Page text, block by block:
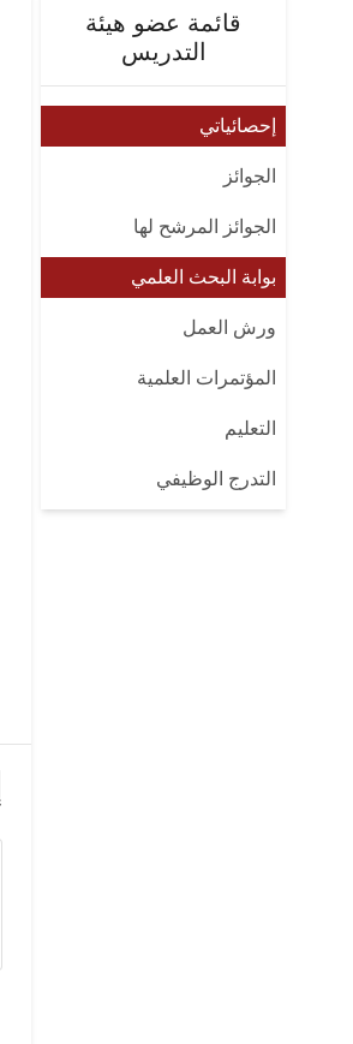
قائمة عضو هيئة
التدريس
إحصائياتي
الجوائز
الجوائز المرشح لها
بوابة البحث العلمي
ورش العمل
المؤتمرات العلمية
التعليم
التدرج الوظيفي